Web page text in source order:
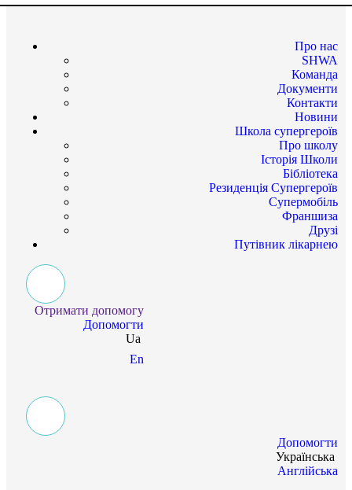
Про нас
SHWA
Команда
Документи
Контакти
Новини
Школа супергероїв
Про школу
Історія Школи
Бібліотека
Резиденція Супергероїв
Супермобіль
Франшиза
Друзі
Путівник лікарнею
Отримати допомогу
Допомогти
Ua
En
Допомогти
Українська
Англійська